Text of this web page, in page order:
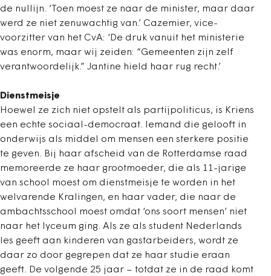
de nullijn. ‘Toen moest ze naar de minister, maar daar
werd ze niet zenuwachtig van.’ Cazemier, vice-
voorzitter van het CvA: ‘De druk vanuit het ministerie
was enorm, maar wij zeiden: “Gemeenten zijn zelf
verantwoordelijk.” Jantine hield haar rug recht.’
Dienstmeisje
Hoewel ze zich niet opstelt als partij­politicus, is Kriens
een echte sociaal-democraat. Iemand die gelooft in
onderwijs als middel om mensen een sterkere positie
te geven. Bij haar afscheid van de Rotterdamse raad
memoreerde ze haar grootmoeder, die als 11-jarige
van school moest om dienstmeisje te worden in het
welvarende Kralingen, en haar vader, die naar de
ambachtsschool moest omdat ‘ons soort mensen’ niet
naar het lyceum ging. Als ze als student Nederlands
les geeft aan kinderen van gastarbeiders, wordt ze
daar zo door gegrepen dat ze haar studie eraan
geeft. De volgende 25 jaar – totdat ze in de raad komt